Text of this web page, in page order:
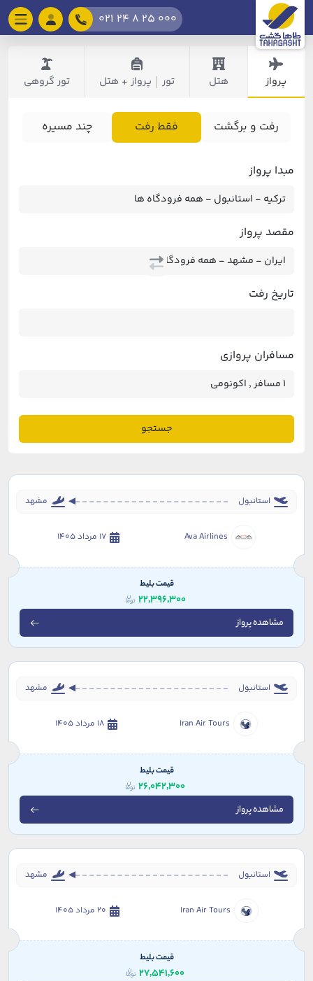
021 24 8 25 000
پرواز هتل تور پرواز + هتل تور گروهی
رفت و برگشت فقط رفت چند مسیره
مبدا پرواز
مقصد پرواز
تاریخ رفت
مسافران پروازی
جستجو
استانبول مشهد
Ava Airlines 17 مرداد 1405
قیمت بلیط
22,396,300
مشاهده پرواز
استانبول مشهد
Iran Air Tours 18 مرداد 1405
قیمت بلیط
26,042,300
مشاهده پرواز
استانبول مشهد
Iran Air Tours 20 مرداد 1405
قیمت بلیط
27,541,600